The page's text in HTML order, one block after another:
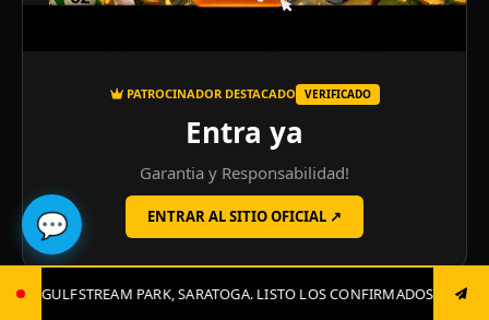
LISTO LOS CONFIRMADOS, JUGADAS CLAVES Y EL GRAN
PATROCINADOR DESTACADO VERIFICADO
Entra ya
Garantia y Responsabilidad!
ENTRAR AL SITIO OFICIAL ↗
💬